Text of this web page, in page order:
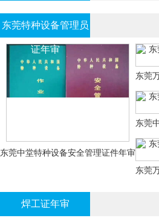
东莞特种设备管理员
证年审
东莞中堂特种设备安全管理证件年审
东莞
东莞
东莞
焊工证年审